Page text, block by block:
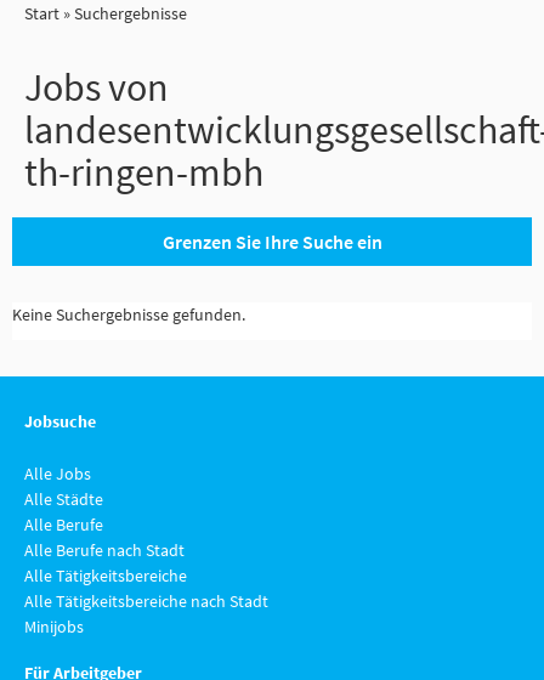
Start Suchergebnisse
Jobs von
th-ringen-mbh
Grenzen Sie Ihre Suche ein
Keine Suchergebnisse gefunden.
Jobsuche
Alle Jobs
Alle Städte
Alle Berufe
Alle Berufe nach Stadt
Alle Tätigkeitsbereiche
Alle Tätigkeitsbereiche nach Stadt
Minijobs
Für Arbeitgeber